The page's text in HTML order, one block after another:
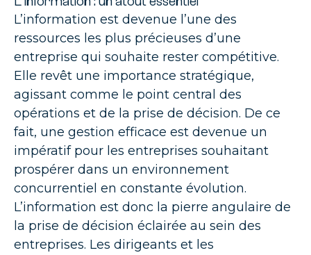
L’information est devenue l’une des
ressources les plus précieuses d’une
entreprise qui souhaite rester compétitive.
Elle revêt une importance stratégique,
agissant comme le point central des
opérations et de la prise de décision. De ce
fait, une gestion efficace est devenue un
impératif pour les entreprises souhaitant
prospérer dans un environnement
concurrentiel en constante évolution.
L’information est donc la pierre angulaire de
la prise de décision éclairée au sein des
entreprises. Les dirigeants et les